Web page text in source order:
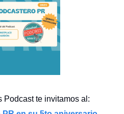
Podcast te invitamos al: